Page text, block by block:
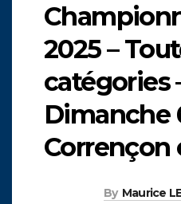
2025 –
catégories
Dimanche
Corrençon
By Maurice